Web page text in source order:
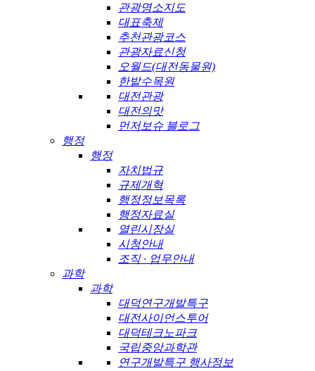
관광명소지도
대표축제
추천관광코스
관광자료신청
오월드(대전동물원)
한밭수목원
대전관광
대전의맛
먼저보슈 블로그
행정
행정
자치법규
규제개혁
행정정보목록
행정자료실
열린시장실
시청안내
조직 · 업무안내
과학
과학
대덕연구개발특구
대전사이언스투어
대덕테크노파크
국립중앙과학관
연구개발특구 행사정보